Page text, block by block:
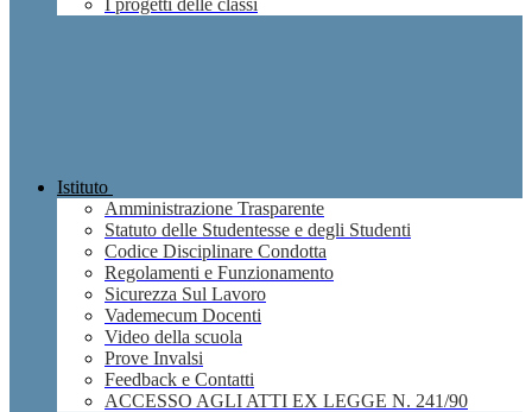
I progetti delle classi
Istituto
Amministrazione Trasparente
Statuto delle Studentesse e degli Studenti
Codice Disciplinare Condotta
Regolamenti e Funzionamento
Sicurezza Sul Lavoro
Vademecum Docenti
Video della scuola
Prove Invalsi
Feedback e Contatti
ACCESSO AGLI ATTI EX LEGGE N. 241/90